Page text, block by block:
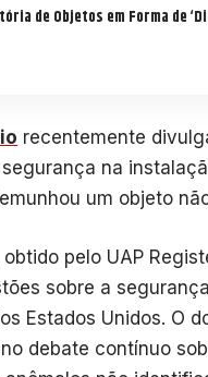
de Objetos em Forma de
recentemente
na
um objeto
pelo UAP
sobre a
Estados Unidos. O
debate contínuo